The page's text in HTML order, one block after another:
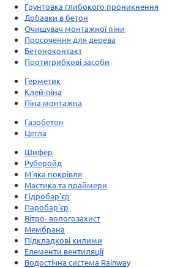
Грунтовка глибокого проникнення
Добавки в бетон
Очищувач монтажної піни
Просочення для дерева
Бетоноконтакт
Протигрибкові засоби
Герметик
Клей-піна
Піна монтажна
Газобетон
Цегла
Шифер
Руберойд
М'яка покрівля
Мастика та праймери
Гідробар'єр
Паробар'єр
Вітро- вологозахист
Мембрана
Підкладкові килими
Елементи вентиляції
Водостічна система Rainway